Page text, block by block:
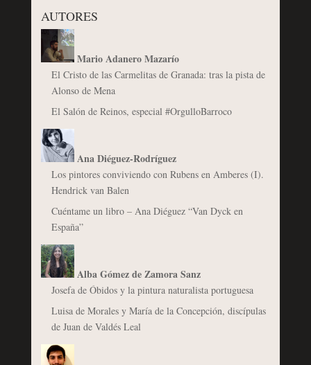
AUTORES
Mario Adanero Mazarío
El Cristo de las Carmelitas de Granada: tras la pista de
Alonso de Mena
El Salón de Reinos, especial #OrgulloBarroco
Ana Diéguez-Rodríguez
Los pintores conviviendo con Rubens en Amberes (I).
Hendrick van Balen
Cuéntame un libro – Ana Diéguez “Van Dyck en
España”
Alba Gómez de Zamora Sanz
Josefa de Óbidos y la pintura naturalista portuguesa
Luisa de Morales y María de la Concepción, discípulas
de Juan de Valdés Leal